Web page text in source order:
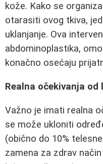
kože. Kako se
otarasiti ovog tkiva,
uklanjanje. Ova
abdominoplastika,
konačno osećaju
Realna očekivanja od
Važno je imati realna
se može ukloniti
(obično do 10%
zamena za zdrav